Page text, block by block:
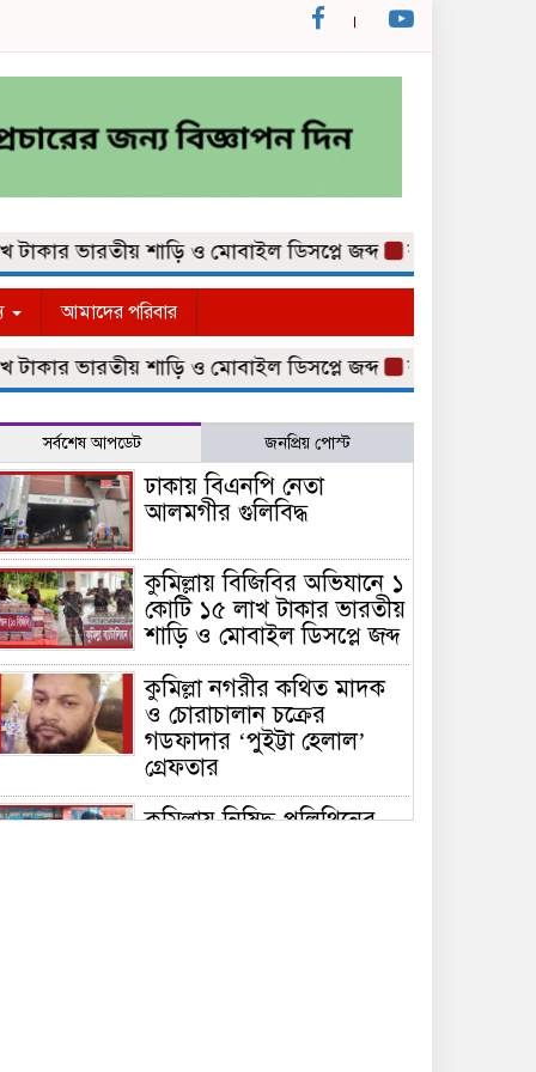
ভারতীয় শাড়ি ও মোবাইল ডিসপ্লে জব্দ কুমিল্লা নগরীর
আমাদের পরিবার
ভারতীয় শাড়ি ও মোবাইল ডিসপ্লে জব্দ কুমিল্লা নগরীর
সর্বশেষ আপডেট জনপ্রিয় পোস্ট
ঢাকায় বিএনপি নেতা
আলমগীর গুলিবিদ্ধ
কুমিল্লায় বিজিবির অভিযানে ১
কোটি ১৫ লাখ টাকার ভারতীয়
শাড়ি ও মোবাইল ডিসপ্লে জব্দ
কুমিল্লা নগরীর কথিত মাদক
ও চোরাচালান চক্রের
গডফাদার ‘পুইট্টা হেলাল’
গ্রেফতার
কুমিল্লায় নিষিদ্ধ পলিথিনের